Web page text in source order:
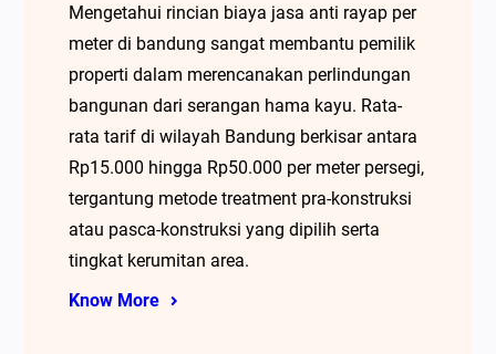
Mengetahui rincian biaya jasa anti rayap per
meter di bandung sangat membantu pemilik
properti dalam merencanakan perlindungan
bangunan dari serangan hama kayu. Rata-
rata tarif di wilayah Bandung berkisar antara
Rp15.000 hingga Rp50.000 per meter persegi,
tergantung metode treatment pra-konstruksi
atau pasca-konstruksi yang dipilih serta
tingkat kerumitan area.
Know More